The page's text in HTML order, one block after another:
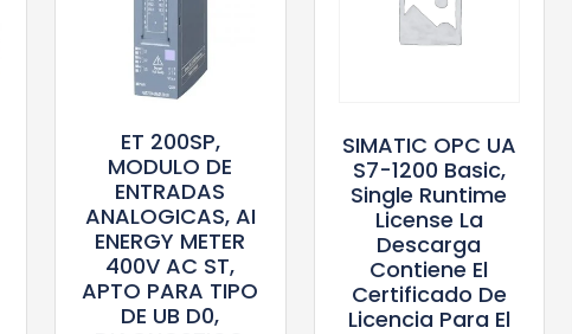
ET 200SP,
MODULO DE
ENTRADAS
ANALOGICAS, AI
ENERGY METER
400V AC ST,
APTO PARA TIPO
DE UB D0,
SIMATIC OPC UA
S7-1200 Basic,
Single Runtime
License La
Descarga
Contiene El
Certificado De
Licencia Para El